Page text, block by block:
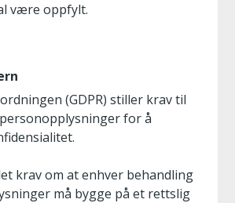
være oppfylt.
(GDPR) stiller krav til
for å
krav om at enhver behandling
må bygge på et rettslig